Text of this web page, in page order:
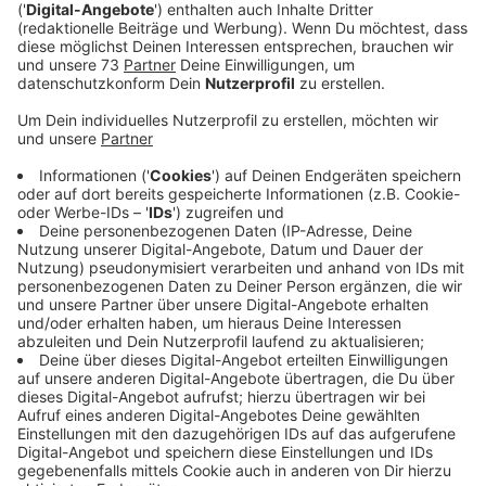
Veröffentlicht:Mittwoch, 13.08.2025 06:10
Tom Hoppe
Facts for Fun: "Das Größte Hotel der Welt"